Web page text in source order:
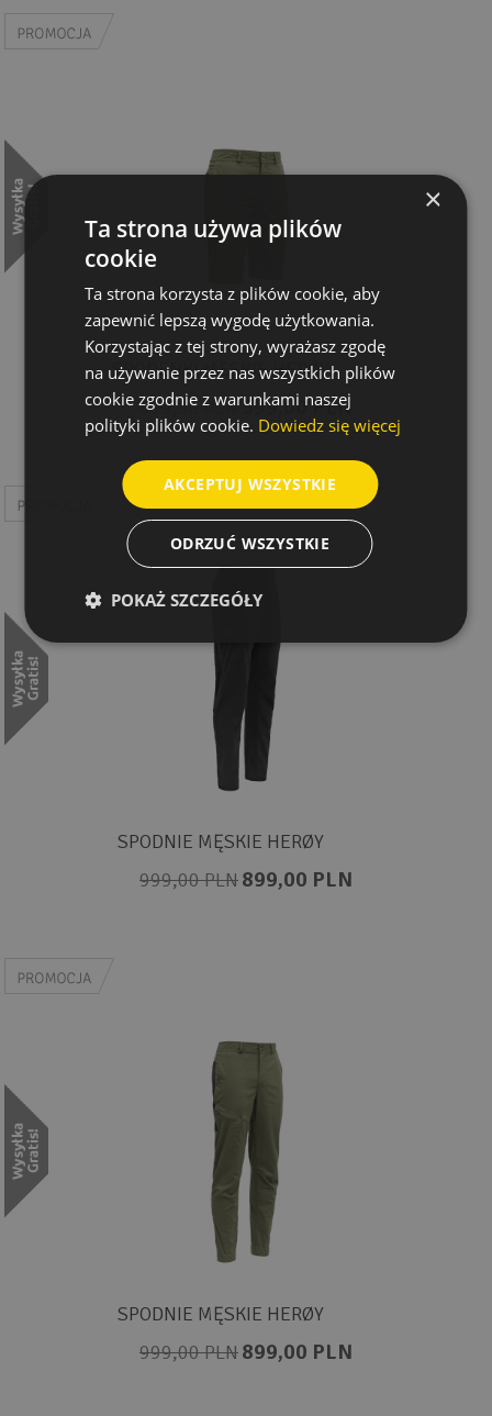
SPODENKI MĘSKIE HERØY
699,00 PLN599,00 PLN
SPODNIE MĘSKIE HERØY
999,00 PLN899,00 PLN
SPODNIE MĘSKIE HERØY
999,00 PLN899,00 PLN
×
Ta strona używa plików
cookie
Ta strona korzysta z plików cookie, aby
zapewnić lepszą wygodę użytkowania.
Korzystając z tej strony, wyrażasz zgodę
na używanie przez nas wszystkich plików
cookie zgodnie z warunkami naszej
polityki plików cookie. Dowiedz się więcej
AKCEPTUJ WSZYSTKIE
ODRZUĆ WSZYSTKIE
POKAŻ SZCZEGÓŁY